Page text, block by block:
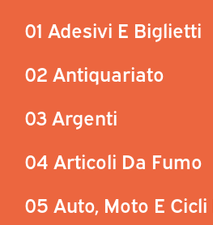
01 Adesivi E Biglietti
02 Antiquariato
03 Argenti
04 Articoli Da Fumo
05 Auto, Moto E Cicli